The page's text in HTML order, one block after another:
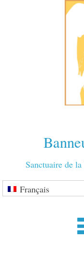
Sanctuaire de
Français